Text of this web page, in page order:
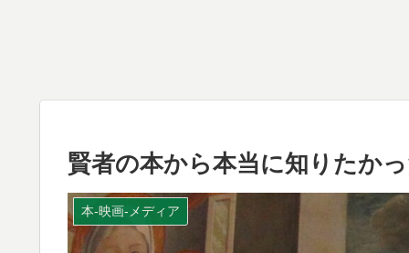
賢者の本から本当に知りたか
本-映画-メディア